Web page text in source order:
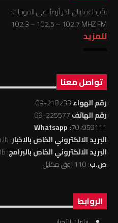
بثّ إذاعة لبنان الحر أرضيًّا على الموجات:
102.3 – 102.5 – 102.7 MHZ FM
للمزيد
تواصل معنا
رقم الهواء:218233-09
رقم الهاتف:225577-09
70-959111
: Whatsapp
البريد الالكتروني الخاص بالاخبار: news@rll.com.lb
البريد الالكتروني الخاص بالبرامج: info@rll.com.lb
ص.ب: 110 زوق مكايل
الروابط